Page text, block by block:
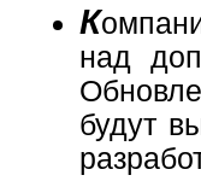
К
над
будут